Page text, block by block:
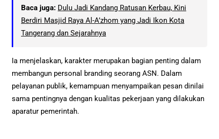
Baca juga: Dulu Jadi Kandang Ratusan Kerbau, Kini
Berdiri Masjid Raya Al-A’zhom yang Jadi Ikon Kota
Tangerang dan Sejarahnya
Ia menjelaskan, karakter merupakan bagian penting dalam
membangun personal branding seorang ASN. Dalam
pelayanan publik, kemampuan menyampaikan pesan dinilai
sama pentingnya dengan kualitas pekerjaan yang dilakukan
aparatur pemerintah.